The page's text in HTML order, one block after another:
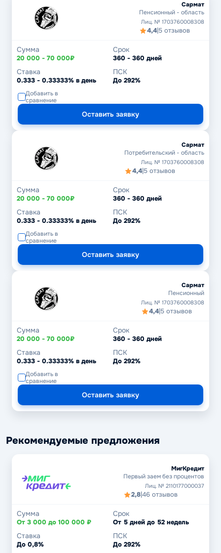
Сармат
Пенсионный - область
Лиц. № 1703760008308
4,4|5 отзывов
Сумма
20 000 - 70 000₽
Срок
360 - 360 дней
Ставка
0.333 - 0.33333% в день
ПСК
До 292%
Добавить в
сравнение
Оставить заявку
Сармат
Потребительский - область
Лиц. № 1703760008308
4,4|5 отзывов
Сумма
20 000 - 70 000₽
Срок
360 - 360 дней
Ставка
0.333 - 0.33333% в день
ПСК
До 292%
Добавить в
сравнение
Оставить заявку
Сармат
Пенсионный
Лиц. № 1703760008308
4,4|5 отзывов
Сумма
20 000 - 70 000₽
Срок
360 - 360 дней
Ставка
0.333 - 0.33333% в день
ПСК
До 292%
Добавить в
сравнение
Оставить заявку
Рекомендуемые предложения
МигКредит
Первый заем без процентов
Лиц. № 2110177000037
2,8|46 отзывов
Сумма
От 3 000 до 100 000 ₽
Срок
От 5 дней до 52 недель
Ставка
До 0,8%
ПСК
До 292%